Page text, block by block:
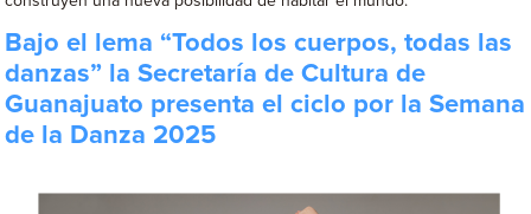
Bajo el lema “Todos los cuerpos, todas las
danzas” la Secretaría de Cultura de
Guanajuato presenta el ciclo por la Semana
de la Danza 2025